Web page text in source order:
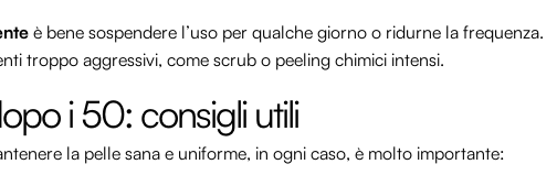
è bene sospendere l’uso per qualche giorno o ridurne la frequenza.
troppo aggressivi, come scrub o peeling chimici intensi.
i 50: consigli utili
la pelle sana e uniforme, in ogni caso, è molto importante: